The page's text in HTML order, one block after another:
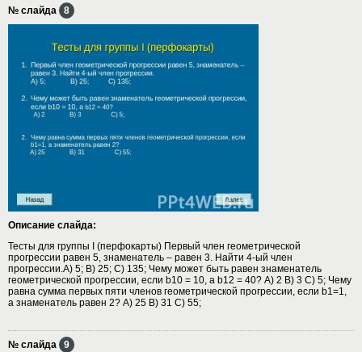
№ слайда 8
Описание слайда:
Тесты для группы I (перфокарты) Первый член геометрической
прогрессии равен 5, знаменатель – равен 3. Найти 4-ый член
прогрессии.А) 5; B) 25; C) 135; Чему может быть равен знаменатель
геометрической прогрессии, если b10 = 10, а b12 = 40? А) 2 B) 3 C) 5; Чему
равна сумма первых пяти членов геометрической прогрессии, если b1=1,
а знаменатель равен 2? А) 25 B) 31 C) 55;
№ слайда 9